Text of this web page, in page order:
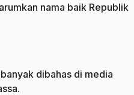
nama baik Republik
dibahas di media